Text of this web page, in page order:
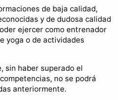
de baja calidad,
y de dudosa calidad
ejercer como entrenador
yoga o de actividades
sin haber superado el
no se podrá
anteriormente.